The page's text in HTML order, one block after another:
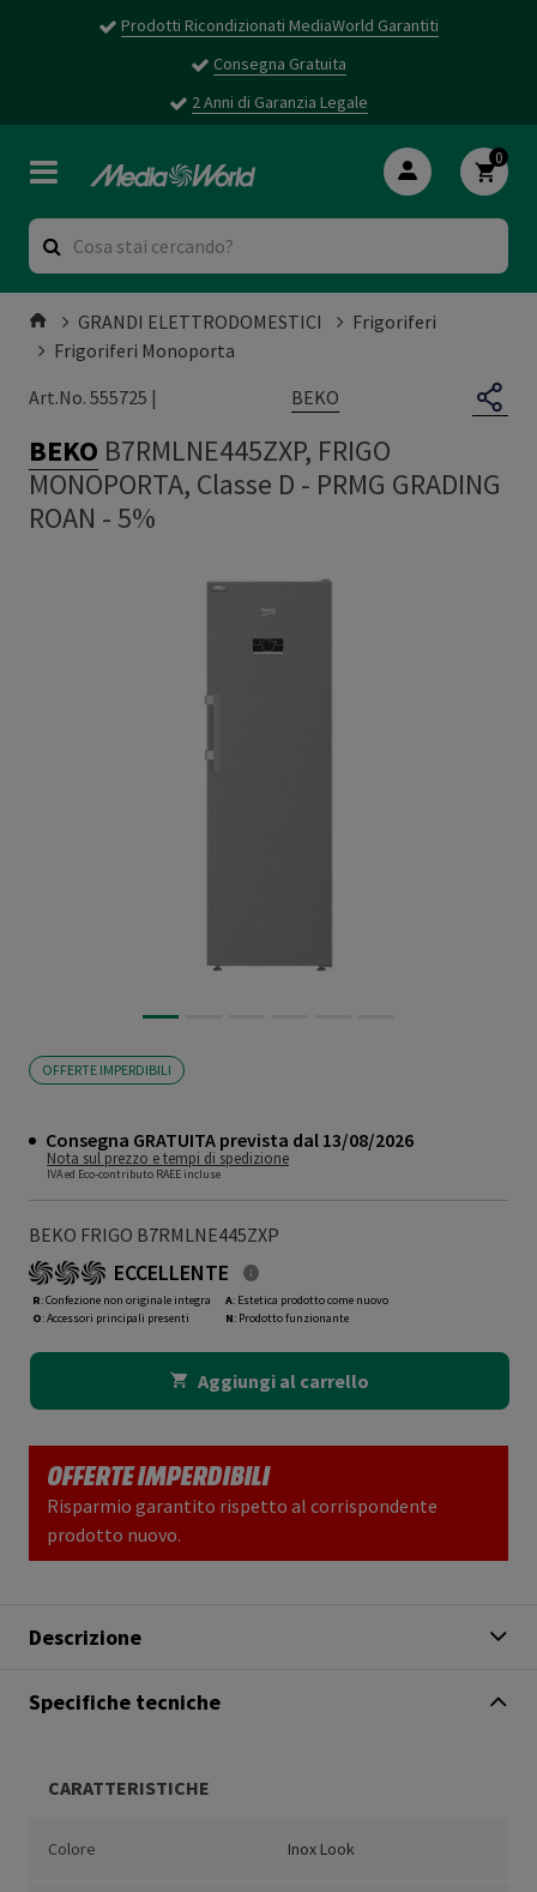
Prodotti Ricondizionati MediaWorld Garantiti
Consegna Gratuita
2 Anni di Garanzia Legale
0
GRANDI ELETTRODOMESTICI
Frigoriferi
Frigoriferi Monoporta
Art.No. 555725 |
BEKO
BEKO B7RMLNE445ZXP, FRIGO
MONOPORTA, Classe D - PRMG GRADING
ROAN - 5%
OFFERTE IMPERDIBILI
Consegna GRATUITA prevista dal 13/08/2026
Nota sul prezzo e tempi di spedizione
IVA ed Eco-contributo RAEE incluse
BEKO FRIGO B7RMLNE445ZXP
ECCELLENTE
R: Confezione non originale integra
O: Accessori principali presenti
A: Estetica prodotto come nuovo
N: Prodotto funzionante
Aggiungi al carrello
OFFERTE IMPERDIBILI
Risparmio garantito rispetto al corrispondente
prodotto nuovo.
Descrizione
Specifiche tecniche
CARATTERISTICHE
Colore Inox Look